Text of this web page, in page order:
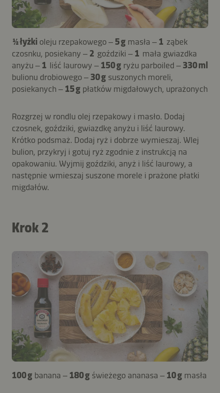
½ łyżki oleju rzepakowego – 5 g masła – 1 ząbek
czosnku, posiekany – 2 goździki – 1 mała gwiazdka
anyżu – 1 liść laurowy – 150 g ryżu parboiled – 330 ml
bulionu drobiowego – 30 g suszonych moreli,
posiekanych – 15 g płatków migdałowych, uprażonych
Rozgrzej w rondlu olej rzepakowy i masło. Dodaj
czosnek, goździki, gwiazdkę anyżu i liść laurowy.
Krótko podsmaż. Dodaj ryż i dobrze wymieszaj. Wlej
bulion, przykryj i gotuj ryż zgodnie z instrukcją na
opakowaniu. Wyjmij goździki, anyż i liść laurowy, a
następnie wmieszaj suszone morele i prażone płatki
migdałów.
Krok 2
100 g banana – 180 g świeżego ananasa – 10 g masła